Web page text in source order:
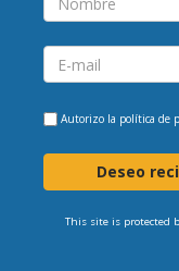
Autorizo la política de
Deseo
This site is protected